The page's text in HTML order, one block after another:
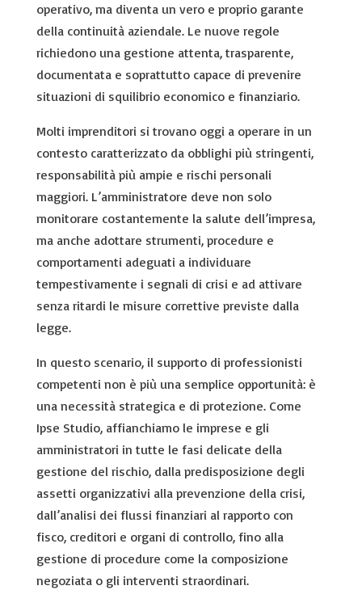
operativo, ma diventa un vero e proprio garante
della continuità aziendale. Le nuove regole
richiedono una gestione attenta, trasparente,
documentata e soprattutto capace di prevenire
situazioni di squilibrio economico e finanziario.
Molti imprenditori si trovano oggi a operare in un
contesto caratterizzato da obblighi più stringenti,
responsabilità più ampie e rischi personali
maggiori. L’amministratore deve non solo
monitorare costantemente la salute dell’impresa,
ma anche adottare strumenti, procedure e
comportamenti adeguati a individuare
tempestivamente i segnali di crisi e ad attivare
senza ritardi le misure correttive previste dalla
legge.
In questo scenario, il supporto di professionisti
competenti non è più una semplice opportunità: è
una necessità strategica e di protezione. Come
Ipse Studio, affianchiamo le imprese e gli
amministratori in tutte le fasi delicate della
gestione del rischio, dalla predisposizione degli
assetti organizzativi alla prevenzione della crisi,
dall’analisi dei flussi finanziari al rapporto con
fisco, creditori e organi di controllo, fino alla
gestione di procedure come la composizione
negoziata o gli interventi straordinari.